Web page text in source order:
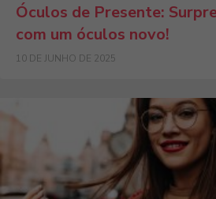
Óculos de Presente:
com um óculos novo!
10 DE JUNHO DE 2025